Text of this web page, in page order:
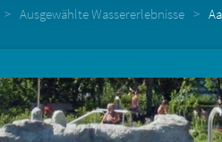
Ausgewählte Wassererlebnisse